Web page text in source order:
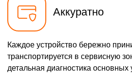
Аккуратно
Каждое устройство бережно
транспортируется в сервисную
детальная диагностика основных